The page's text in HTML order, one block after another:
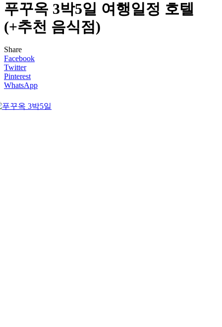
푸꾸옥 3박5일 여행일정 호텔
(+추천 음식점)
Share
Facebook
Twitter
Pinterest
WhatsApp